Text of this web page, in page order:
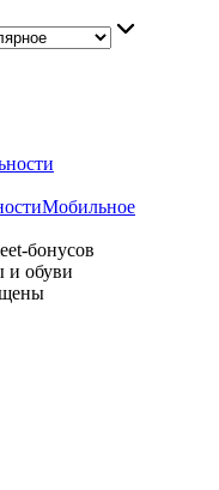
Мобильное
бонусов
и обуви